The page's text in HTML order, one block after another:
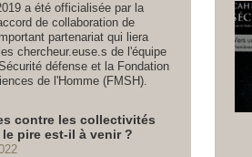
a été officialisée par la
de collaboration de
partenariat qui liera
chercheur.euse.s de l'équipe
défense et la Fondation
de l'Homme (FMSH).
contre les collectivités
pire est-il à venir ?